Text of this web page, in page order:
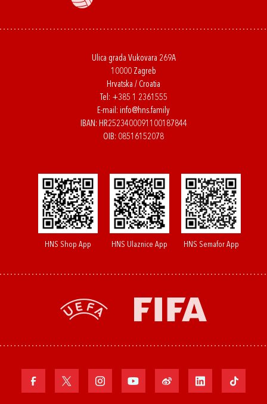
Ulica grada Vukovara 269A
10000 Zagreb
Hrvatska / Croatia
Tel: +385 1 2361555
E-mail: info@hns.family
IBAN: HR2523400091100187844
OIB: 08516152078
HNS Shop App HNS Ulaznice App HNS Semafor App